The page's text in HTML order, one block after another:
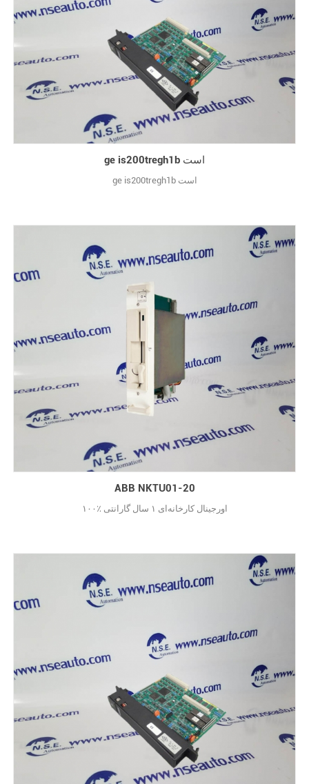
ge is200tregh1b است
ge is200tregh1b است
ABB NKTU01-20
۱۰۰٪ اورجینال کارخانه‌ای ۱ سال گارانتی